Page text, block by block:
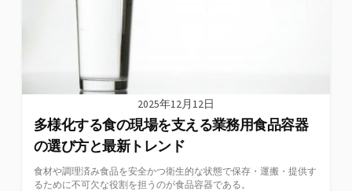
2025年12月12日
多様化する食の現場を支える業務用食品容器
の選び方と最新トレンド
食材や調理済み食品を安全かつ衛生的な状態で保存・運搬・提供す
るために不可欠な役割を担うのが食品容器である。